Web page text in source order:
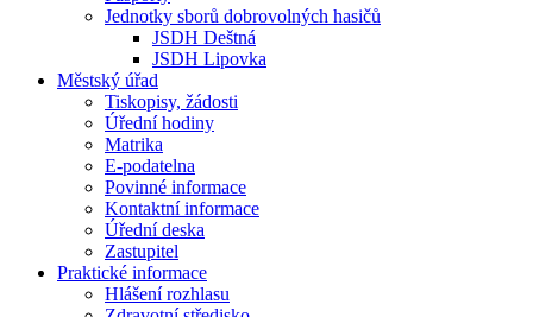
Jednotky sborů dobrovolných hasičů
JSDH Deštná
JSDH Lipovka
Městský úřad
Tiskopisy, žádosti
Úřední hodiny
Matrika
E-podatelna
Povinné informace
Kontaktní informace
Úřední deska
Zastupitel
Praktické informace
Hlášení rozhlasu